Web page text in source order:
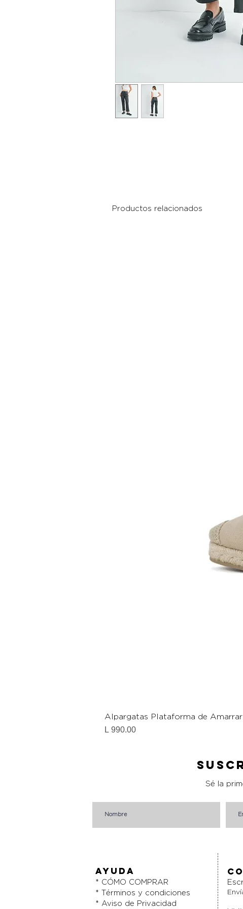
Productos relacionados
Alpargatas Plataforma de Amarrar
Precio
L 990.00
Sé la
AYUDA
* CÓMO COMPRAR
* Términos y condiciones
* Aviso de Privacidad